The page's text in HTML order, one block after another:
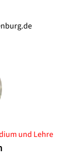
und Lehre